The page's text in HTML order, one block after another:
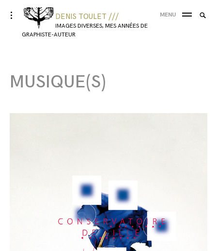
DENIS TOULET ///
IMAGES DIVERSES, MES ANNÉES DE
GRAPHISTE-AUTEUR
MENU
MUSIQUE(S)